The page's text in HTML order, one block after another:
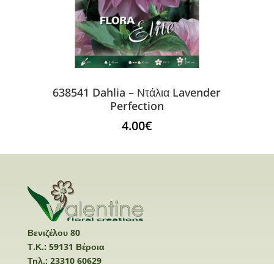
638541 Dahlia – Ντάλια Lavender
Perfection
4.00€
Βενιζέλου 80
Τ.Κ.: 59131 Βέροια
Τηλ.: 23310 60629